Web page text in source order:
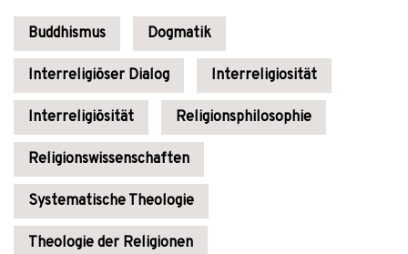
Buddhismus Dogmatik
Interreligiöser Dialog Interreligiosität
Interreligiösität Religionsphilosophie
Religionswissenschaften
Systematische Theologie
Theologie der Religionen